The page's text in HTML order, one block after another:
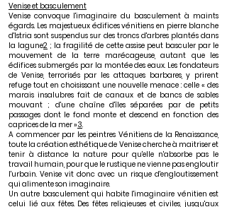
Venise et basculement
Venise convoque l'imaginaire du basculement à maints
égards. Les majestueux édifices vénitiens en pierre blanche
d'Istria sont suspendus sur des troncs d'arbres plantés dans
la lagune2 ; la fragilité de cette assise peut basculer par le
mouvement de la terre marécageuse, autant que les
édifices submergés par la montée des eaux. Les fondateurs
de Venise, terrorisés par les attaques barbares, y prirent
refuge tout en choisissant une nouvelle menace : celle « des
marais insalubres fait de canaux et de bancs de sables
mouvant ; d'une chaîne d'îles séparées par de petits
passages dont le fond monte et descend en fonction des
caprices de la mer »3.
A commencer par les peintres Vénitiens de la Renaissance,
toute la création esthétique de Venise cherche à maitriser et
tenir à distance la nature pour qu'elle n'absorbe pas le
travail humain, pour que le rustique ne vienne pas engloutir
l'urbain. Venise vit donc avec un risque d'engloutissement
qui alimente son imaginaire.
Un autre basculement qui habite l'imaginaire vénitien est
celui lié aux fêtes. Des fêtes religieuses et civiles, jusqu'aux